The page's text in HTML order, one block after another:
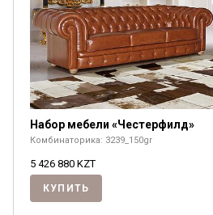
Набор мебели «Честерфилд»
Комбинаторика: 3239_150gr
5 426 880 KZT
КУПИТЬ